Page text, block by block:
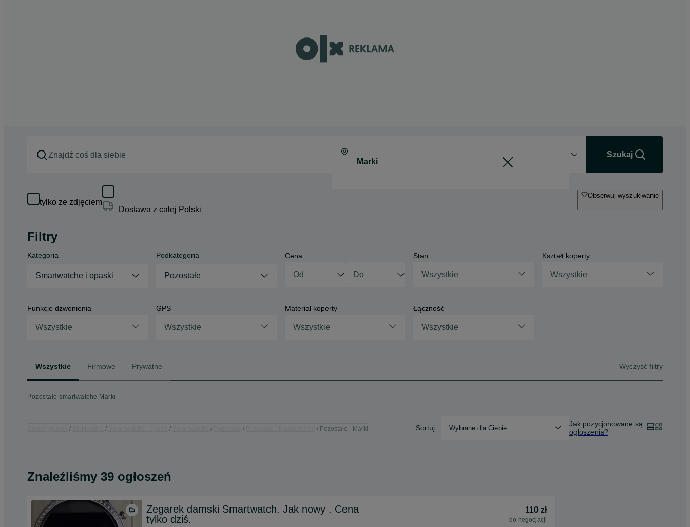
Szukaj
tylko ze zdjęciem
Dostawa z całej Polski
Obserwuj wyszukiwanie
Filtry
Kategoria
Smartwatche i opaski
Podkategoria
Pozostałe
Cena Stan
Wszystkie
Kształt koperty
Wszystkie
Funkcje dzwonienia
Wszystkie
GPS
Wszystkie
Materiał koperty
Wszystkie
Łączność
Wszystkie
Wszystkie Firmowe Prywatne Wyczyść filtry
Pozostałe smartwatche Marki
Pozostałe - Marki Sortuj: Wybrane dla Ciebie
Jak pozycjonowane są
ogłoszenia?
Znaleźliśmy 39 ogłoszeń
Zegarek damski Smartwatch. Jak nowy . Cena
tylko dziś.
110 zł
do negocjacji